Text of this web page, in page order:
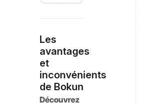
Les
avantages
et
inconvénients
de Bokun
Découvrez